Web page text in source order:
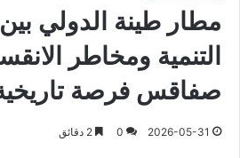
مطار طينة الدولي
التنمية ومخاطر
صفاقس فرصة
2026-05-31
0